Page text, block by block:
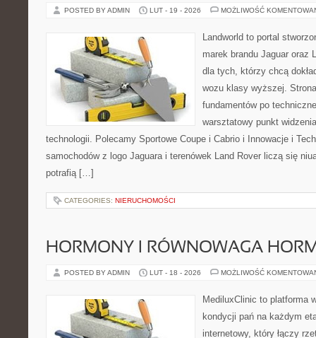
POSTED BY ADMIN LUT - 19 - 2026 MOŻLIWOŚĆ
Landworld to portal
marek brandu Jaguar oraz
dla tych, którzy chcą
wozu klasy wyższej.
fundamentów po
warsztatowy punkt
technologii. Polecamy Sportowe Coupe i Cabrio i Innowacje i
samochodów z logo Jaguara i terenówek Land Rover liczą się
potrafią […]
CATEGORIES: NIERUCHOMOŚCI
HORMONY I RÓWNOWAGA
POSTED BY ADMIN LUT - 18 - 2026 MOŻLIWOŚĆ
MediluxClinic to platforma
kondycji pań na każdym
internetowy, który łączy